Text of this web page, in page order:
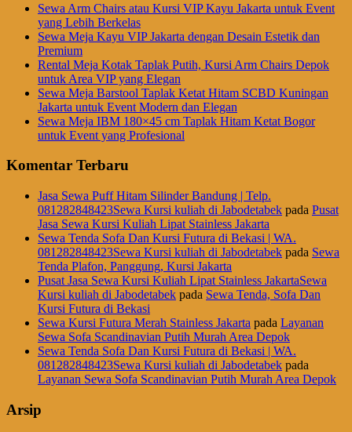
Sewa Arm Chairs atau Kursi VIP Kayu Jakarta untuk Event
yang Lebih Berkelas
Sewa Meja Kayu VIP Jakarta dengan Desain Estetik dan
Premium
Rental Meja Kotak Taplak Putih, Kursi Arm Chairs Depok
untuk Area VIP yang Elegan
Sewa Meja Barstool Taplak Ketat Hitam SCBD Kuningan
Jakarta untuk Event Modern dan Elegan
Sewa Meja IBM 180×45 cm Taplak Hitam Ketat Bogor
untuk Event yang Profesional
Komentar Terbaru
Jasa Sewa Puff Hitam Silinder Bandung | Telp.
081282848423Sewa Kursi kuliah di Jabodetabek pada Pusat
Jasa Sewa Kursi Kuliah Lipat Stainless Jakarta
Sewa Tenda Sofa Dan Kursi Futura di Bekasi | WA.
081282848423Sewa Kursi kuliah di Jabodetabek pada Sewa
Tenda Plafon, Panggung, Kursi Jakarta
Pusat Jasa Sewa Kursi Kuliah Lipat Stainless JakartaSewa
Kursi kuliah di Jabodetabek pada Sewa Tenda, Sofa Dan
Kursi Futura di Bekasi
Sewa Kursi Futura Merah Stainless Jakarta pada Layanan
Sewa Sofa Scandinavian Putih Murah Area Depok
Sewa Tenda Sofa Dan Kursi Futura di Bekasi | WA.
081282848423Sewa Kursi kuliah di Jabodetabek pada
Layanan Sewa Sofa Scandinavian Putih Murah Area Depok
Arsip